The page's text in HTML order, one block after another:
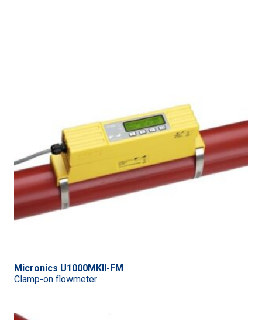
Micronics U1000MKII-FM
Clamp-on flowmeter